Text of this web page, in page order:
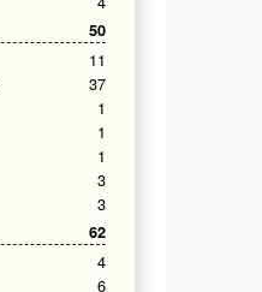
50
11
37
1
1
1
3
3
62
4
6